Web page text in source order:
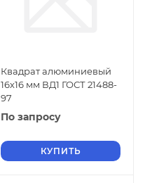
Квадрат алюминиевый
16х16 мм ВД1 ГОСТ 21488-
97
По запросу
КУПИТЬ